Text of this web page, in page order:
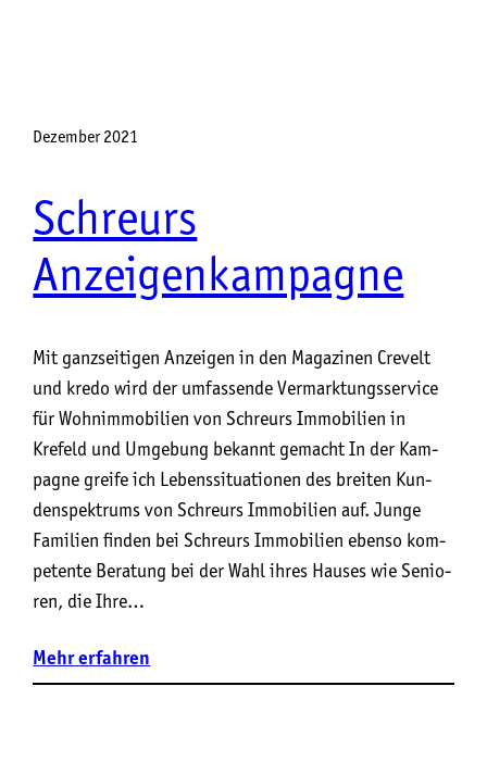
Dezember 2021
Schreurs
Anzeigenkampagne
Mit ganzseitigen Anzeigen in den Magazinen Crevelt
und kredo wird der umfassende Vermarktungsservice
für Wohnimmobilien von Schreurs Immobilien in
Krefeld und Umgebung bekannt gemacht In der Kam­
pa­gne grei­fe ich Lebens­si­tua­tio­nen des brei­ten Kun­
den­spek­trums von Schr­eurs Immo­bi­li­en auf. Jun­ge
Fami­li­en fin­den bei Schr­eurs Immo­bi­li­en eben­so kom­
pe­ten­te Bera­tung bei der Wahl ihres Hau­ses wie Senio­
ren, die Ihre…
Mehrerfahren